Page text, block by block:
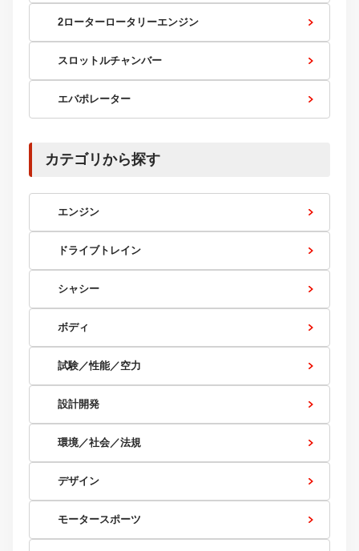
2ローターロータリーエンジン
スロットルチャンバー
エバポレーター
カテゴリから探す
エンジン
ドライブトレイン
シャシー
ボディ
試験／性能／空力
設計開発
環境／社会／法規
デザイン
モータースポーツ